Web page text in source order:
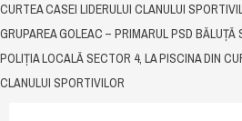
CURTEA CASEI LIDERULUI CLANULUI
GRUPAREA GOLEAC – PRIMARUL PSD
POLIȚIA LOCALĂ SECTOR 4, LA PISCINA DIN
CLANULUI SPORTIVILOR